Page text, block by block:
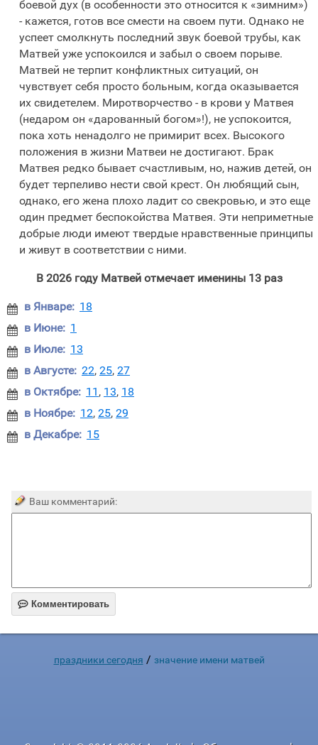
боевой дух (в особенности это относится к «зимним»)
- кажется, готов все смести на своем пути. Однако не
успеет смолкнуть последний звук боевой трубы, как
Матвей уже успокоился и забыл о своем порыве.
Матвей не терпит конфликтных ситуаций, он
чувствует себя просто больным, когда оказывается
их свидетелем. Миротворчество - в крови у Матвея
(недаром он «дарованный богом»!), не успокоится,
пока хоть ненадолго не примирит всех. Высокого
положения в жизни Матвеи не достигают. Брак
Матвея редко бывает счастливым, но, нажив детей, он
будет терпеливо нести свой крест. Он любящий сын,
однако, его жена плохо ладит со свекровью, и это еще
один предмет беспокойства Матвея. Эти неприметные
добрые люди имеют твердые нравственные принципы
и живут в соответствии с ними.
В 2026 году Матвей отмечает именины 13 раз
 в Январе: 18
 в Июне: 1
 в Июле: 13
 в Августе: 22, 25, 27
 в Октябре: 11 , 13, 18
 в Ноябре: 12, 25, 29
 в Декабре: 15
Ваш комментарий:
 Комментировать
праздники сегодня / значение имени матвей